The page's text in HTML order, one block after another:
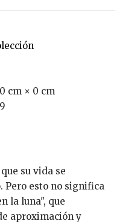
cm × 0 cm
Pero esto no significa
la luna", que
aproximación y